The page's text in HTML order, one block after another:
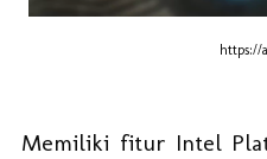
https://
Memiliki fitur Intel